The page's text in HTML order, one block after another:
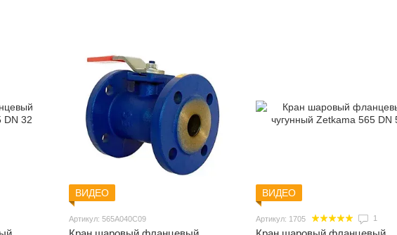
ВИДЕО
Артикул: 565A040C09
ВИДЕО
Артикул: 1705 1